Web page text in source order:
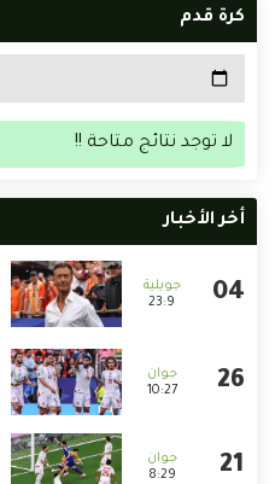
كرة قدم
لا توجد نتائج متاحة !!
أخر الأخبار
23:9
10:27
8:29